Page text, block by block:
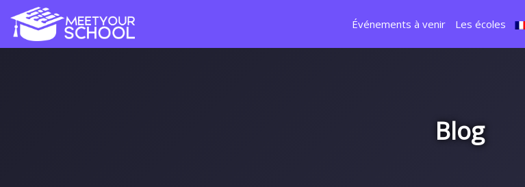
Événements à venir Les écoles
Blog